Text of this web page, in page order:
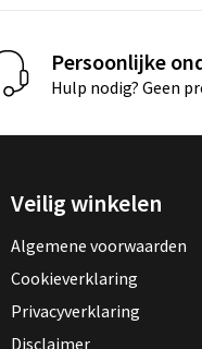
Persoonlijke
Hulp nodig? Geen
Veilig winkelen
Algemene voorwaarden
Cookieverklaring
Privacyverklaring
Disclaimer